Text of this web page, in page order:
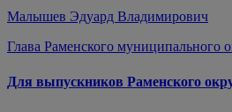
Малышев Эдуард Владимирович
Глава Раменского муниципального
Для выпускников Раменского